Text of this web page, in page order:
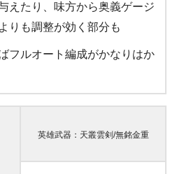
えたり、味方から奥義ゲージ
りも調整が効く部分も
フルオート編成がかなりはか
英雄武器：天叢雲剣/無銘金重